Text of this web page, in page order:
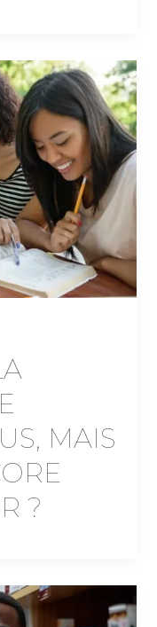
MAIS
?